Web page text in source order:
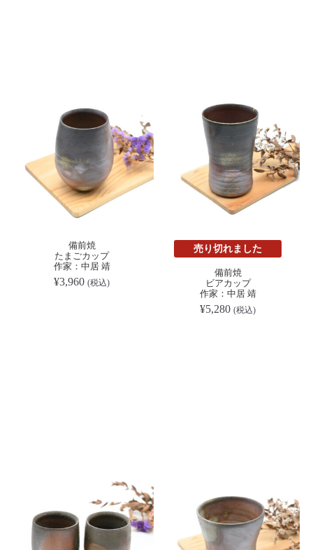
備前焼
たまごカップ
作家：中居 靖
¥3,960 (税込)
売り切れました
備前焼
ビアカップ
作家：中居 靖
¥5,280 (税込)